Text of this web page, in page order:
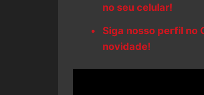
no seu celular!
Siga nosso perfil no
novidade!